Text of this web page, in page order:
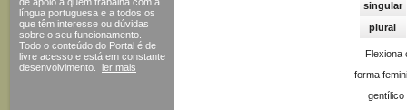
língua portuguesa e a todos os
que têm interesse ou dúvidas
sobre o seu funcionamento.
Todo o conteúdo do Portal é de
livre acesso e está em constante
desenvolvimento.
ler mais
singular
plural
Flexiona
forma